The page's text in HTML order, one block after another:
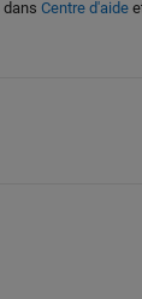
dans Centre d'aide